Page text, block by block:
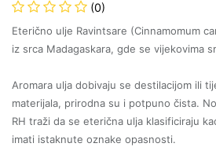
(0)
Eterično ulje Ravintsare (Cinnamomum
iz srca Madagaskara, gde se vijekovima
Aromara ulja dobivaju se destilacijom ili
materijala, prirodna su i potpuno čista.
RH traži da se eterična ulja klasificiraju
imati istaknute oznake opasnosti.